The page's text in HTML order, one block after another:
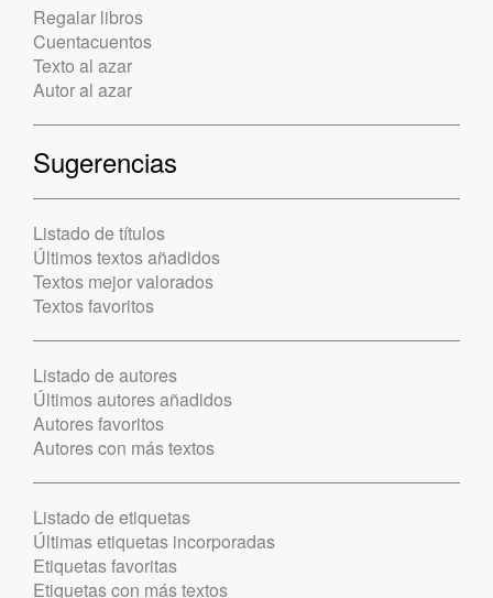
Regalar libros
Cuentacuentos
Texto al azar
Autor al azar
Sugerencias
Listado de títulos
Últimos textos añadidos
Textos mejor valorados
Textos favoritos
Listado de autores
Últimos autores añadidos
Autores favoritos
Autores con más textos
Listado de etiquetas
Últimas etiquetas incorporadas
Etiquetas favoritas
Etiquetas con más textos